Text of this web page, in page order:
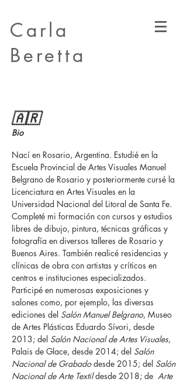
Carla
Beretta
🇦🇷
Bio
Nací en Rosario, Argentina. Estudié en la
Escuela Provincial de Artes Visuales Manuel
Belgrano de Rosario y posteriormente cursé la
Licenciatura en Artes Visuales en la
Universidad Nacional del Litoral de Santa Fe.
Completé mi formación con cursos y estudios
libres de dibujo, pintura, técnicas gráficas y
fotografía en diversos talleres de Rosario y
Buenos Aires. También realicé residencias y
clínicas de obra con artistas y críticos en
centros e instituciones especializados.
Participé en numerosas exposiciones y
salones como, por ejemplo, las diversas
ediciones del Salón Manuel Belgrano, Museo
de Artes Plásticas Eduardo Sívori, desde
2013; del Salón Nacional de Artes Visuales,
Palais de Glace, desde 2014; del Salón
Nacional de Grabadodesde 2015; del Salón
Nacional de Arte Textildesde 2018; de Arte